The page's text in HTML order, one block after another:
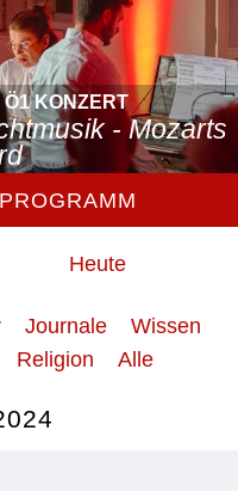
KONZERT
- Mozarts
PROGRAMM
Heute
Journale
Wissen
Religion Alle